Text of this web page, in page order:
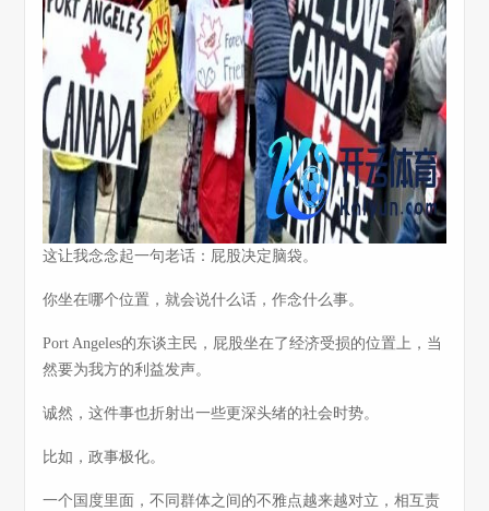
这让我念念起一句老话：屁股决定脑袋。
你坐在哪个位置，就会说什么话，作念什么事。
Port Angeles的东谈主民，屁股坐在了经济受损的位置上，当
然要为我方的利益发声。
诚然，这件事也折射出一些更深头绪的社会时势。
比如，政事极化。
一个国度里面，不同群体之间的不雅点越来越对立，相互责